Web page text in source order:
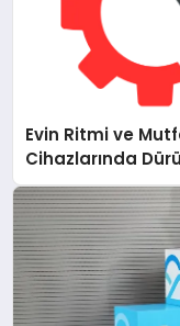
Evin Ritmi ve
Cihazlarında